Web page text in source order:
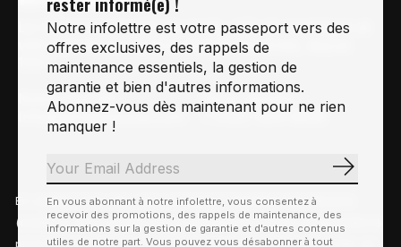
La référence en vélo de route, vélo de montagne et
vélo hybride sur la Rive-Sud de Montréal, depuis
1997.
Notre courriel
Info@vertigeveloski.com
Nous Joindre
1 (450) 464-8808
© Copyright 2026 Vertige Vélo SkiFil RSS
Notre infolettre est votre passeport vers des
offres exclusives, des rappels de
maintenance essentiels, la gestion de
garantie et bien d'autres informations.
Abonnez-vous dès maintenant pour ne rien
manquer !
En vous abonnant à notre infolettre, vous consentez à
recevoir des promotions, des rappels de maintenance, des
informations sur la gestion de garantie et d'autres contenus
utiles de notre part. Vous pouvez vous désabonner à tout
En visitant notre site, vous acceptez l'utilisation des témoins
(cookies). Ces derniers nous permettent de mieux comprendre la
provenance de notre clientèle et son utilisation de notre site, en